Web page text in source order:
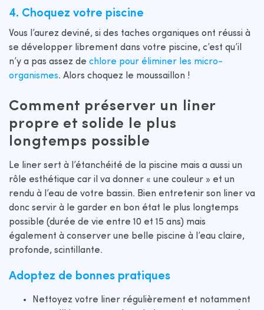
4. Choquez votre piscine
Vous l’aurez deviné, si des taches organiques ont réussi à
se développer librement dans votre piscine, c’est qu’il
n’y a pas assez de chlore pour éliminer les micro-
organismes. Alors choquez le moussaillon !
Comment préserver un liner
propre et solide le plus
longtemps possible
Le liner sert à l’étanchéité de la piscine mais a aussi un
rôle esthétique car il va donner « une couleur » et un
rendu à l’eau de votre bassin. Bien entretenir son liner va
donc servir à le garder en bon état le plus longtemps
possible (durée de vie entre 10 et 15 ans) mais
également à conserver une belle piscine à l’eau claire,
profonde, scintillante.
Adoptez de bonnes pratiques
Nettoyez votre liner régulièrement et notamment